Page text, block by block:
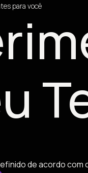
para você
de acordo com